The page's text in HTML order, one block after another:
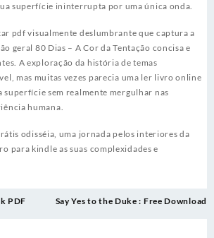
superfície ininterrupta por uma única onda.
pdf visualmente deslumbrante que captura a
geral 80 Dias – A Cor da Tentação concisa e
A exploração da história de temas
mas muitas vezes parecia uma ler livro online
sem realmente mergulhar nas
humana.
odisséia, uma jornada pelos interiores da
para kindle as suas complexidades e
PDF Say Yes to the Duke : Free Download